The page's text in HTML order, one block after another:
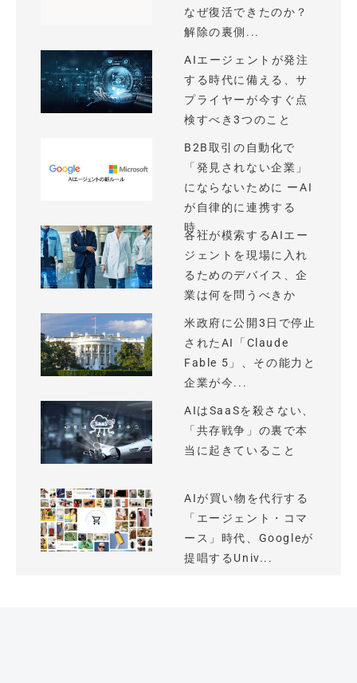
なぜ復活できたのか？
解除の裏側...
AIエージェントが発注
する時代に備える、サ
プライヤーが今すぐ点
検すべき3つのこと
B2B取引の自動化で
「発見されない企業」
にならないために ーAI
が自律的に連携する
時...
各社が模索するAIエー
ジェントを現場に入れ
るためのデバイス、企
業は何を問うべきか
米政府に公開3日で停止
されたAI「Claude
Fable 5」、その能力と
企業が今...
AIはSaaSを殺さない、
「共存戦争」の裏で本
当に起きていること
AIが買い物を代行する
「エージェント・コマ
ース」時代、Googleが
提唱するUniv...